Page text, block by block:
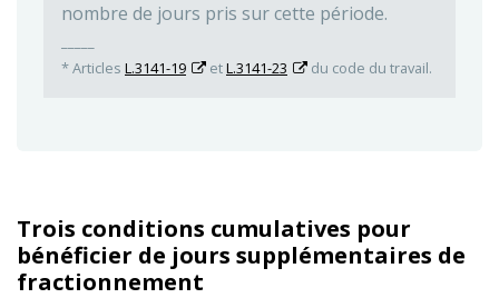
nombre de jours pris sur cette période.
* Articles L.3141-19 etL.3141-23 du code du travail.
Trois conditions cumulatives pour
bénéficier de jours supplémentaires de
fractionnement